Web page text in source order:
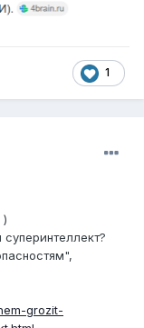
1
)
grozit-